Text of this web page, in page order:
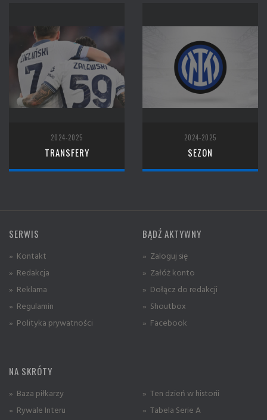
2024-2025
TRANSFERY
2024-2025
SEZON
SERWIS
» Kontakt
» Redakcja
» Reklama
» Regulamin
» Polityka prywatności
BĄDŹ AKTYWNY
» Zaloguj się
» Załóż konto
» Dołącz do redakcji
» Shoutbox
» Facebook
NA SKRÓTY
» Baza piłkarzy
» Rywale Interu
» Ten dzień w historii
» Tabela Serie A